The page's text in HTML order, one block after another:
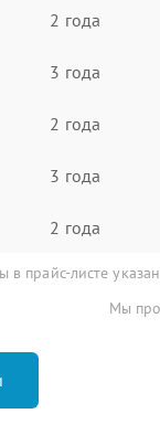
2 года
3 года
2 года
3 года
2 года
в прайс-листе
Мы